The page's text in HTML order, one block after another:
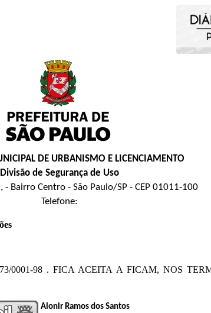
DE URBANISMO E LICENCIAMENTO
Divisão de Segurança de Uso
- Bairro Centro - São Paulo/SP - CEP 01011-100
Telefone:
0001-98 . FICA ACEITA A FICAM, NOS
Alonir Ramos dos Santos